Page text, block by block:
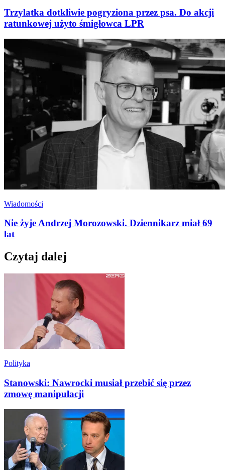
Trzylatka dotkliwie pogryziona przez psa. Do akcji
ratunkowej użyto śmigłowca LPR
Wiadomości
Nie żyje Andrzej Morozowski. Dziennikarz miał 69
lat
Czytaj dalej
Polityka
Stanowski: Nawrocki musiał przebić się przez
zmowę manipulacji